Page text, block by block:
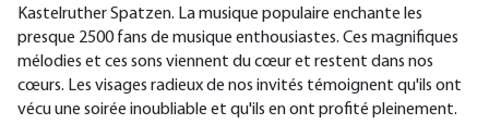
Kastelruther Spatzen. La musique populaire enchante les
presque 2500 fans de musique enthousiastes. Ces magnifiques
mélodies et ces sons viennent du cœur et restent dans nos
cœurs. Les visages radieux de nos invités témoignent qu'ils ont
vécu une soirée inoubliable et qu'ils en ont profité pleinement.